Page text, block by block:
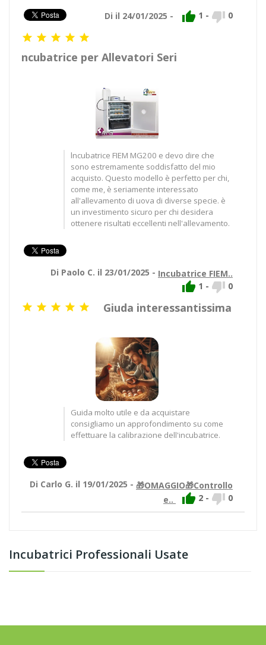
Incubatrici Professionali Usate
Di il 24/01/2025 -  1 -  0
    
ncubatrice per Allevatori Seri
lncubatrice FIEM MG200 e devo dire che
sono estremamente soddisfatto del mio
acquisto. Questo modello è perfetto per chi,
come me, è seriamente interessato
all'allevamento di uova di diverse specie. è
un investimento sicuro per chi desidera
ottenere risultati eccellenti nell'allevamento.
Di Paolo C. il 23/01/2025 - Incubatrice FIEM..
 1 -  0
     Giuda interessantissima
Guida molto utile e da acquistare
consigliamo un approfondimento su come
effettuare la calibrazione dell'incubatrice.
Di Carlo G. il 19/01/2025 - 🎁OMAGGIO🎁Controllo
e..
 2 -  0